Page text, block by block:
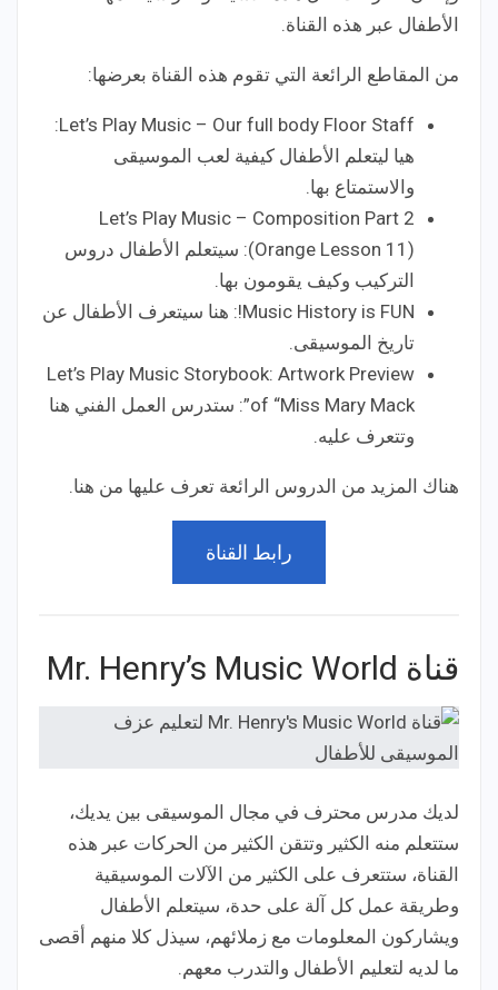
الأطفال عبر هذه القناة.
من المقاطع الرائعة التي تقوم هذه القناة بعرضها:
Let’s Play Music – Our full body Floor Staff:
هيا ليتعلم الأطفال كيفية لعب الموسيقى
والاستمتاع بها.
Let’s Play Music – Composition Part 2
(Orange Lesson 11): سيتعلم الأطفال دروس
التركيب وكيف يقومون بها.
Music History is FUN!: هنا سيتعرف الأطفال عن
تاريخ الموسيقى.
Let’s Play Music Storybook: Artwork Preview
of “Miss Mary Mack”: ستدرس العمل الفني هنا
وتتعرف عليه.
هناك المزيد من الدروس الرائعة تعرف عليها من هنا.
رابط القناة
قناة Mr. Henry’s Music World
لديك مدرس محترف في مجال الموسيقى بين يديك،
ستتعلم منه الكثير وتتقن الكثير من الحركات عبر هذه
القناة، ستتعرف على الكثير من الآلات الموسيقية
وطريقة عمل كل آلة على حدة، سيتعلم الأطفال
ويشاركون المعلومات مع زملائهم، سيذل كلا منهم أقصى
ما لديه لتعليم الأطفال والتدرب معهم.